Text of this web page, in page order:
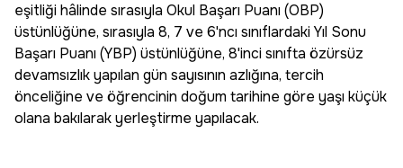
eşitliği hâlinde sırasıyla Okul Başarı Puanı (OBP)
üstünlüğüne, sırasıyla 8, 7 ve 6'ncı sınıflardaki Yıl Sonu
Başarı Puanı (YBP) üstünlüğüne, 8'inci sınıfta özürsüz
devamsızlık yapılan gün sayısının azlığına, tercih
önceliğine ve öğrencinin doğum tarihine göre yaşı küçük
olana bakılarak yerleştirme yapılacak.